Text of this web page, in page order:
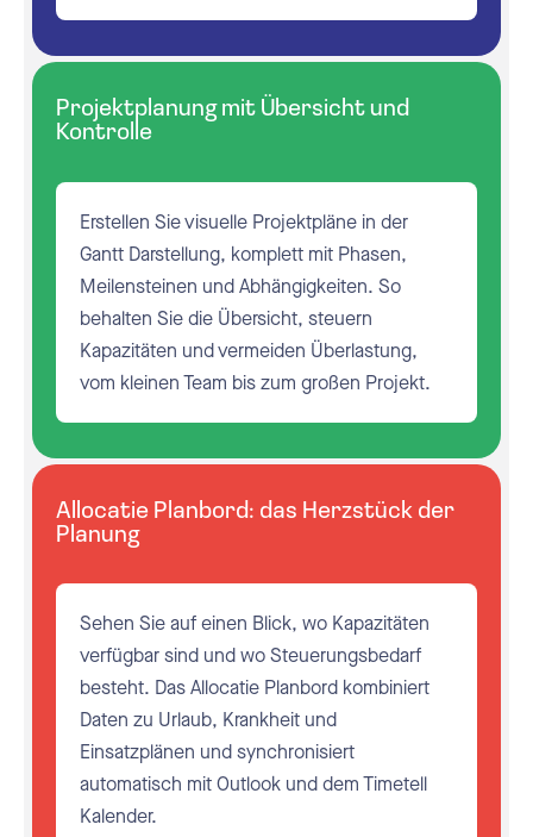
Projektplanung mit Übersicht und
Kontrolle
Erstellen Sie visuelle Projektpläne in der
Gantt Darstellung, komplett mit Phasen,
Meilensteinen und Abhängigkeiten. So
behalten Sie die Übersicht, steuern
Kapazitäten und vermeiden Überlastung,
vom kleinen Team bis zum großen Projekt.
Allocatie Planbord: das Herzstück der
Planung
Sehen Sie auf einen Blick, wo Kapazitäten
verfügbar sind und wo Steuerungsbedarf
besteht. Das Allocatie Planbord kombiniert
Daten zu Urlaub, Krankheit und
Einsatzplänen und synchronisiert
automatisch mit Outlook und dem Timetell
Kalender.